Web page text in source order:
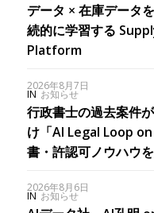
データ × 在庫データ
続的に学習する
Platform
2026年8月7日
IN お知らせ
行政書士の過去案件
け「AI Legal Loop
書・許認可ノウハウ
2026年8月6日
IN お知らせ